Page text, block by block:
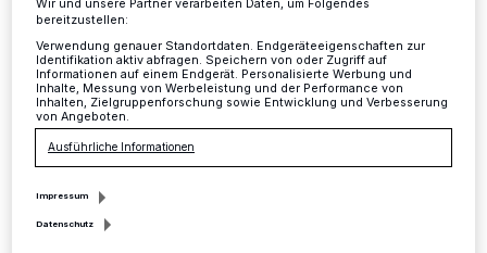
Mettmann ·Einen perfekten Schulstart erlebten gestern
die I-Dötzchen der Städtischen Katholischen
Grundschule. Nach einem Einschulungsgottesdienst in
der Kirche Sankt Lambertus ging es in wenigen
Schritten auf den durch die Garten-AG liebevoll
gestalteten Schulhof.
Wir und unsere Partner verarbeiten Daten, um Folgendes
bereitzustellen:
Verwendung genauer Standortdaten. Endgeräteeigenschaften zur
Identifikation aktiv abfragen. Speichern von oder Zugriff auf
Informationen auf einem Endgerät. Personalisierte Werbung und
Inhalte, Messung von Werbeleistung und der Performance von
Inhalten, Zielgruppenforschung sowie Entwicklung und Verbesserung
von Angeboten.
Ausführliche Informationen
Impressum
Datenschutz